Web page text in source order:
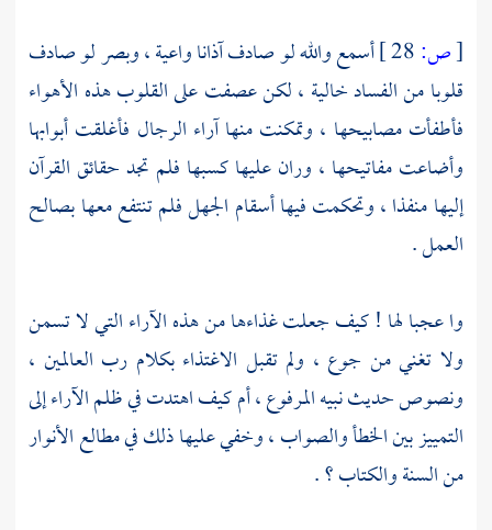
[ص:
أسمع والله لو صادف آذانا واعية ، وبصر لو صادف
قلوبا من الفساد خالية ، لكن عصفت على القلوب هذه الأهواء
فأطفأت مصابيحها ، وتمكنت منها آراء الرجال فأغلقت أبوابها
وأضاعت مفاتيحها ، وران عليها كسبها فلم تجد حقائق القرآن
إليها منفذا ، وتحكمت فيها أسقام الجهل فلم تنتفع معها بصالح
العمل .
وا عجبا لها ! كيف جعلت غذاءها من هذه الآراء التي لا تسمن
ولا تغني من جوع ، ولم تقبل الاغتذاء بكلام رب العالمين ،
ونصوص حديث نبيه المرفوع ، أم كيف اهتدت في ظلم الآراء إلى
التمييز بين الخطأ والصواب ، وخفي عليها ذلك في مطالع الأنوار
من السنة والكتاب ؟ .